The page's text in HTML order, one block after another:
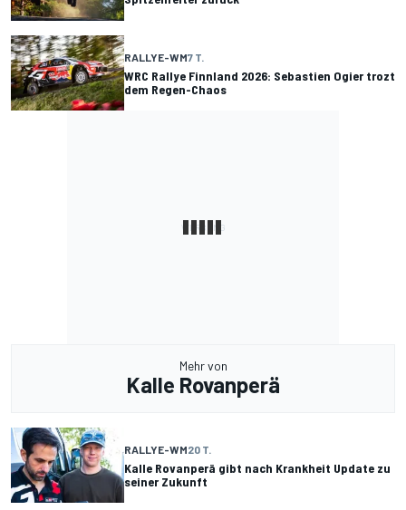
RALLYE-WM7 T.
WRC Rallye Finnland 2026: Sebastien Ogier trozt
dem Regen-Chaos
Mehr von
Kalle Rovanperä
RALLYE-WM20 T.
Kalle Rovanperä gibt nach Krankheit Update zu
seiner Zukunft